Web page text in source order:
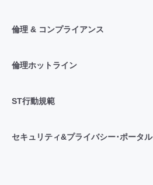
倫理 & コンプライアンス
倫理ホットライン
ST行動規範
セキュリティ&プライバシー･ポータル